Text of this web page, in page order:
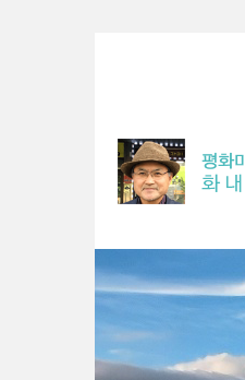
u
P
o